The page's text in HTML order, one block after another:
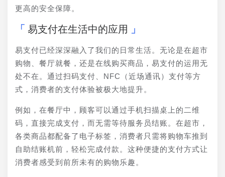
更高的安全保障。
易支付在生活中的应用
易支付已经深深融入了我们的日常生活。无论是在超市
购物、餐厅就餐，还是在线购买商品，易支付的运用无
处不在。通过扫码支付、NFC（近场通讯）支付等方
式，消费者的支付体验被极大地提升。
例如，在餐厅中，顾客可以通过手机扫描桌上的二维
码，直接完成支付，而无需等待服务员结账。在超市，
各类商品都配备了电子标签，消费者只需将购物车推到
自助结账机前，轻松完成付款。这种便捷的支付方式让
消费者感受到前所未有的购物乐趣。